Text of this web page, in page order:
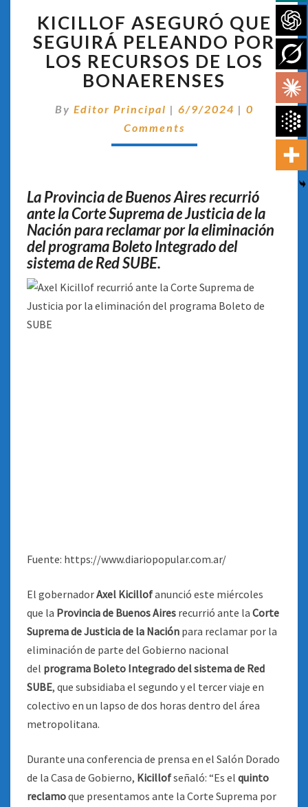
ASEGURÓ
QUE
SEGUIRÁ
PELEANDO
POR
RECURSOS
DE
LOS
KICILLOF ASEGURÓ QUE
SEGUIRÁ PELEANDO POR
LOS RECURSOS DE LOS
BONAERENSES
By Editor Principal | 6/9/2024 | 0
Comments
La Provincia de Buenos Aires recurrió
ante la Corte Suprema de Justicia de la
Nación para reclamar por la eliminación
del programa Boleto Integrado del
sistema de Red SUBE.
Fuente: https://www.diariopopular.com.ar/
El gobernadorAxel Kicillofanunció este miércoles
que la Provincia de Buenos Aires recurrió ante la Corte
Suprema de Justicia de la Nación para reclamar por la
eliminación de parte del Gobierno nacional
del programa Boleto Integrado del sistema de Red
SUBE, que subsidiaba el segundo y el tercer viaje en
colectivo en un lapso de dos horas dentro del área
metropolitana.
Durante una conferencia de prensa en el Salón Dorado
de la Casa de Gobierno, Kicillofseñaló: “Es el quinto
reclamoque presentamos ante la Corte Suprema por